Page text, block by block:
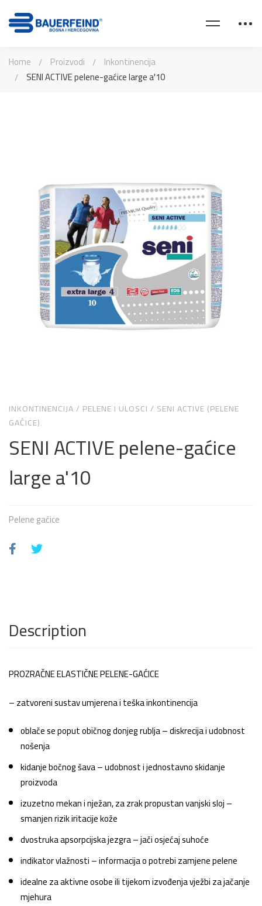
Home Proizvodi
Inkontinencija
SENI ACTIVE pelene-gaćice large a'10
INKONTINENCIJA/ PELENE I ULOSCI / SENI ACTIVE (PELENE
GAĆICE)
SENI ACTIVE pelene-gaćice
large a'10
Pelene gaćice
Description
PROZRAČNE ELASTIČNE PELENE-GAĆICE
– zatvoreni sustav umjerena i teška inkontinencija
oblače se poput običnog donjeg rublja – diskrecija i udobnost
nošenja
kidanje bočnog šava – udobnost i jednostavno skidanje
proizvoda
izuzetno mekan i nježan, za zrak propustan vanjski sloj –
smanjen rizik iritacije kože
dvostruka apsorpcijska jezgra – jači osjećaj suhoće
indikator vlažnosti – informacija o potrebi zamjene pelene
idealne za aktivne osobe ili tijekom izvođenja vježbi za jačanje
mjehura